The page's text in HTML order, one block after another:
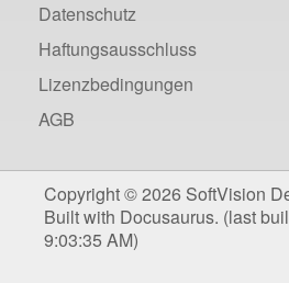
Datenschutz
Haftungsausschluss
Lizenzbedingungen
AGB
Copyright © 2026 SoftVision
Built with Docusaurus. (last
9:03:35 AM)